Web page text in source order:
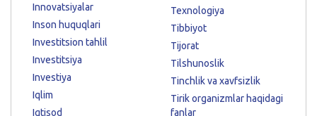
Innovatsiyalar
Inson huquqlari
Investitsion tahlil
Investitsiya
Investiya
Iqlim
Iqtisod
Texnologiya
Tibbiyot
Tijorat
Tilshunoslik
Tinchlik va xavfsizlik
Tirik organizmlar haqidagi
fanlar